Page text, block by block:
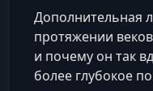
Дополнительная
протяжении
и почему он так
более глубокое